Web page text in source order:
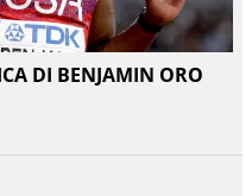
DI BENJAMIN ORO